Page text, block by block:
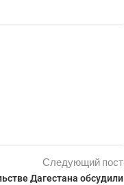
Следующий пост
Дагестана обсудили